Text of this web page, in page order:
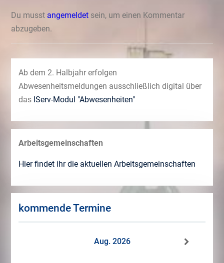
Du musst angemeldetsein, um einen Kommentar
abzugeben.
Ab dem 2. Halbjahr erfolgen
Abwesenheitsmeldungen ausschließlich digital über
das IServ-Modul "Abwesenheiten"
Arbeitsgemeinschaften
Hier findet ihr die aktuellen Arbeitsgemeinschaften
kommende Termine
Aug. 2026